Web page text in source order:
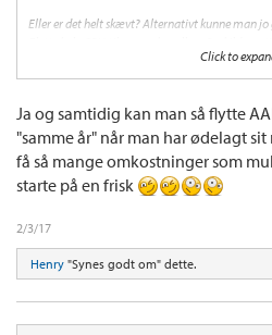
Eller er det helt skævt? Alternativt kunne man
forbundet med både jernbanen og motorvejen.
helt anden skala
Click to
Ja og samtidig kan man så flytte
"samme år" når man har ødelagt
få så mange omkostninger som
starte på en frisk
2/3/17
Henry "Synes godt om" dette.